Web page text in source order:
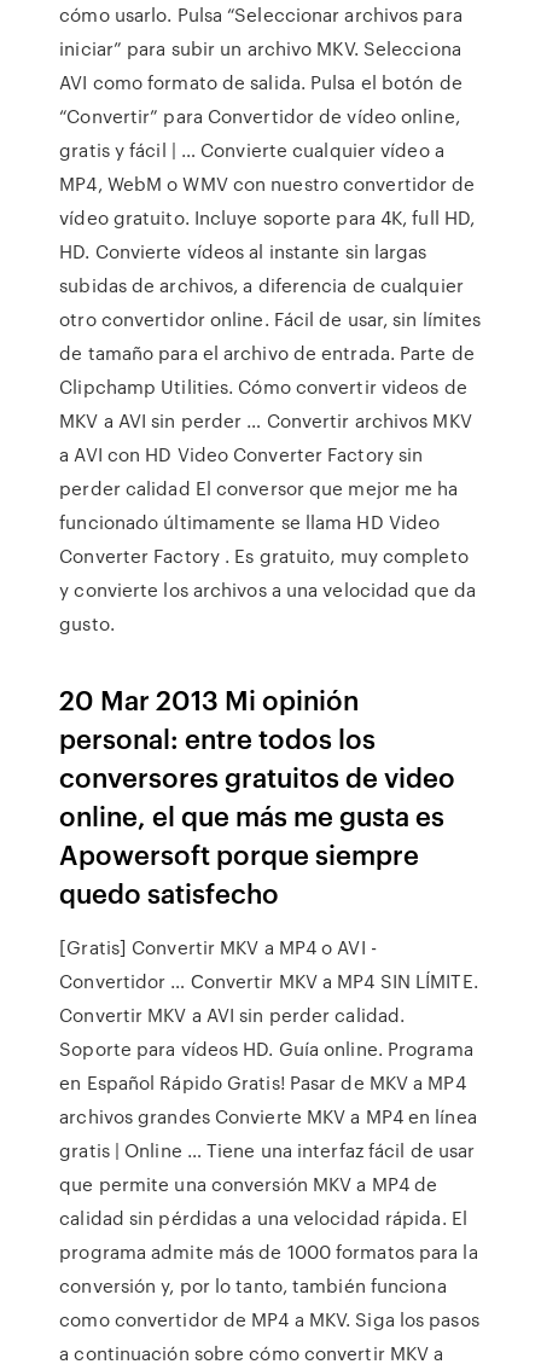
cómo usarlo. Pulsa “Seleccionar archivos para
iniciar” para subir un archivo MKV. Selecciona
AVI como formato de salida. Pulsa el botón de
“Convertir” para Convertidor de vídeo online,
gratis y fácil | … Convierte cualquier vídeo a
MP4, WebM o WMV con nuestro convertidor de
vídeo gratuito. Incluye soporte para 4K, full HD,
HD. Convierte vídeos al instante sin largas
subidas de archivos, a diferencia de cualquier
otro convertidor online. Fácil de usar, sin límites
de tamaño para el archivo de entrada. Parte de
Clipchamp Utilities. Cómo convertir videos de
MKV a AVI sin perder … Convertir archivos MKV
a AVI con HD Video Converter Factory sin
perder calidad El conversor que mejor me ha
funcionado últimamente se llama HD Video
Converter Factory . Es gratuito, muy completo
y convierte los archivos a una velocidad que da
gusto.
20 Mar 2013 Mi opinión
personal: entre todos los
conversores gratuitos de video
online, el que más me gusta es
Apowersoft porque siempre
quedo satisfecho
[Gratis] Convertir MKV a MP4 o AVI -
Convertidor … Сonvertir MKV a MP4 SIN LÍMITE.
Convertir MKV a AVI sin perder calidad.
Soporte para vídeos HD. Guía online. Programa
en Español Rápido Gratis! Pasar de MKV a MP4
archivos grandes Convierte MKV a MP4 en línea
gratis | Online … Tiene una interfaz fácil de usar
que permite una conversión MKV a MP4 de
calidad sin pérdidas a una velocidad rápida. El
programa admite más de 1000 formatos para la
conversión y, por lo tanto, también funciona
como convertidor de MP4 a MKV. Siga los pasos
a continuación sobre cómo convertir MKV a